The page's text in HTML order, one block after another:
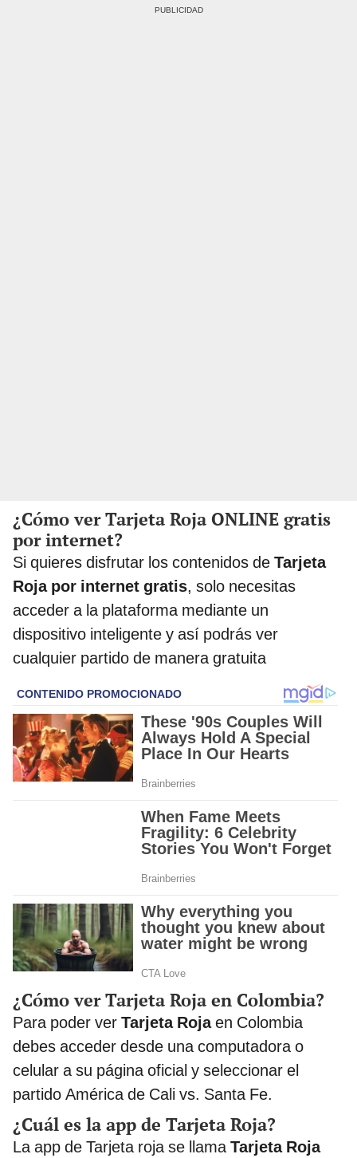
¿Cómo ver Tarjeta Roja ONLINE gratis
por internet?
Si quieres disfrutar los contenidos de Tarjeta
Roja por internet gratis, solo necesitas
acceder a la plataforma mediante un
dispositivo inteligente y así podrás ver
cualquier partido de manera gratuita
¿Cómo ver Tarjeta Roja en Colombia?
Para poder ver Tarjeta Rojaen Colombia
debes acceder desde una computadora o
celular a su página oficial y seleccionar el
partido América de Cali vs. Santa Fe.
¿Cuál es la app de Tarjeta Roja?
La app de Tarjeta roja se llamaTarjeta Roja